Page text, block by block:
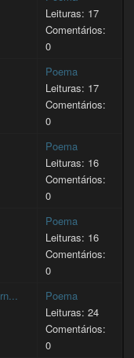
Leituras: 17
Comentários:
0
Poema
Leituras: 17
Comentários:
0
Poema
Leituras: 16
Comentários:
0
Poema
Leituras: 16
Comentários:
0
Poema
Leituras: 24
Comentários:
0